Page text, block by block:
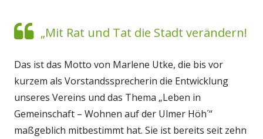
„Mit Rat und Tat die Stadt verändern!
Das ist das Motto von Marlene Utke, die bis vor
kurzem als Vorstandssprecherin die Entwicklung
unseres Vereins und das Thema „Leben in
Gemeinschaft – Wohnen auf der Ulmer Höh´“
maßgeblich mitbestimmt hat. Sie ist bereits seit zehn